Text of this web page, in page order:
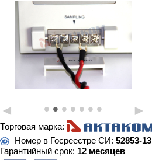
• • • • • • •
◄ ►
Торговая марка:
Номер в Госреестре СИ: 52853-13
Гарантийный срок: 12 месяцев